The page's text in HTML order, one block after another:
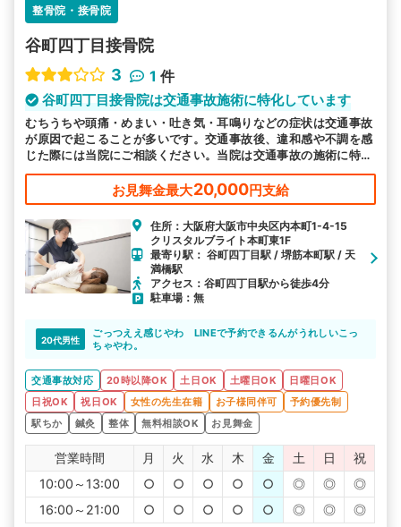
整骨院・接骨院
谷町四丁目接骨院
3
1 件
谷町四丁目接骨院は交通事故施術に特化しています
むちうちや頭痛・めまい・吐き気・耳鳴りなどの症状は交通事故
が原因で起こることが多いです。交通事故後、違和感や不調を感
じた際には当院にご相談ください。当院は交通事故の施術に特化
しています。
お見舞金最大20,000円支給
住所：大阪府大阪市中央区内本町1-4-15
クリスタルブライト本町東1F
最寄り駅： 谷町四丁目駅 / 堺筋本町駅 / 天
満橋駅
アクセス：谷町四丁目駅から徒歩4分
駐車場：無
20代男性
ごっつええ感じやわ LINEで予約できるんがうれしいこっ
ちゃやわ。
交通事故対応 20時以降OK 土日OK 土曜日OK
日曜日OK
日祝OK
祝日OK 女性の先生在籍 お子様同伴可
予約優先制
駅ちか
鍼灸 整体 無料相談OK お見舞金
営業時間 月 火 水 木 金 土 日
祝
10:00～13:00
○ ○ ○ ○ ○ ◎ ◎
◎
16:00～21:00
○ ○ ○ ○ ○ ◎ ◎ ◎